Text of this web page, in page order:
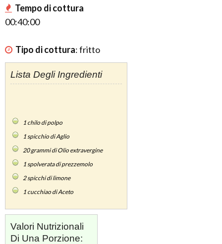
Tempo di cottura
00:40:00
Tipo di cottura:fritto
Lista Degli Ingredienti
1 chilo di polpo
1spicchio di Aglio
20grammi di Olio extravergine
1spolverata di prezzemolo
2spicchi di limone
1 cucchiao di Aceto
Valori Nutrizionali
Di Una Porzione: